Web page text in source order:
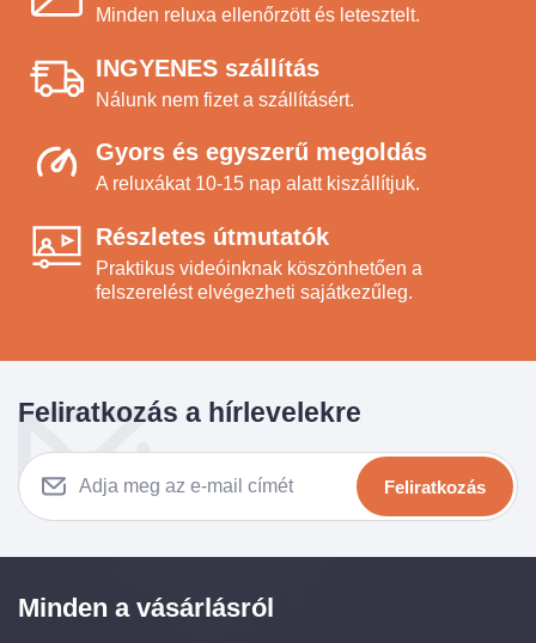
Minden reluxa ellenőrzött és letesztelt.
INGYENES szállítás
Nálunk nem fizet a szállításért.
Gyors és egyszerű megoldás
A reluxákat 10-15 nap alatt kiszállítjuk.
Részletes útmutatók
Praktikus videóinknak köszönhetően a
felszerelést elvégezheti sajátkezűleg.
Feliratkozás a hírlevelekre
Feliratkozás
Minden a vásárlásról